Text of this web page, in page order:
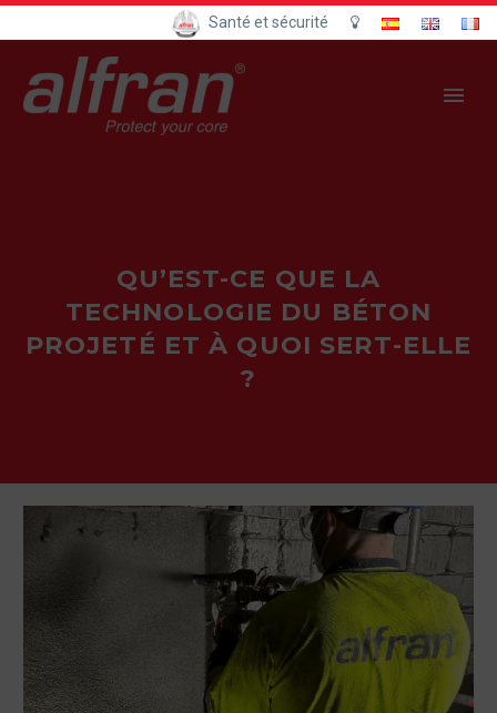
Santé et sécurité
QU’EST-CE QUE LA
TECHNOLOGIE DU BÉTON
PROJETÉ ET À QUOI SERT-ELLE
?